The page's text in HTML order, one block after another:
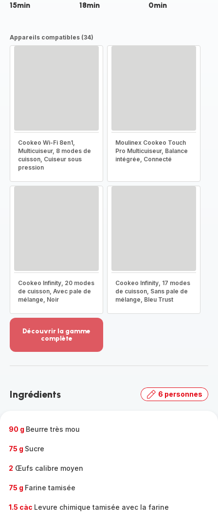
15min 18min 0min
Appareils compatibles (34)
Cookeo Wi-Fi 8en1,
Multicuiseur, 8 modes de
cuisson, Cuiseur sous
pression
Moulinex Cookeo Touch
Pro Multicuiseur, Balance
intégrée, Connecté
Cookeo Infinity, 20 modes
de cuisson, Avec pale de
mélange, Noir
Cookeo Infinity, 17 modes
de cuisson, Sans pale de
mélange, Bleu Trust
Découvrir la gamme
complète
-
gamme
Ingrédients 6 personnes
90 g Beurre très mou
75 g Sucre
2 Œufs calibre moyen
75 g Farine tamisée
1.5 càc Levure chimique tamisée avec la farine